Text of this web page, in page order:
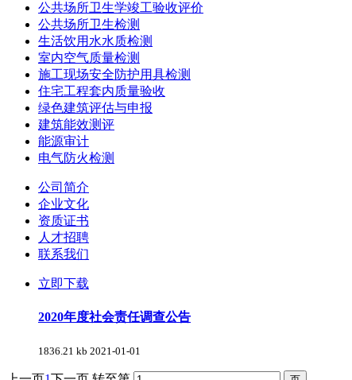
公共场所卫生学竣工验收评价
公共场所卫生检测
生活饮用水水质检测
室内空气质量检测
施工现场安全防护用具检测
住宅工程套内质量验收
绿色建筑评估与申报
建筑能效测评
能源审计
电气防火检测
公司简介
企业文化
资质证书
人才招聘
联系我们
立即下载
2020年度社会责任调查公告
1836.21 kb 2021-01-01